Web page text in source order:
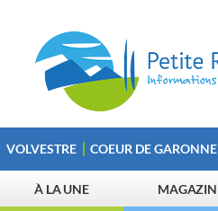
VOLVESTRE COEUR DE GARONNE
À LA UNE